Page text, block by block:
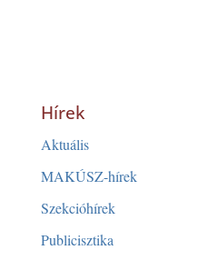
Hírek
Aktuális
MAKÚSZ-hírek
Szekcióhírek
Publicisztika